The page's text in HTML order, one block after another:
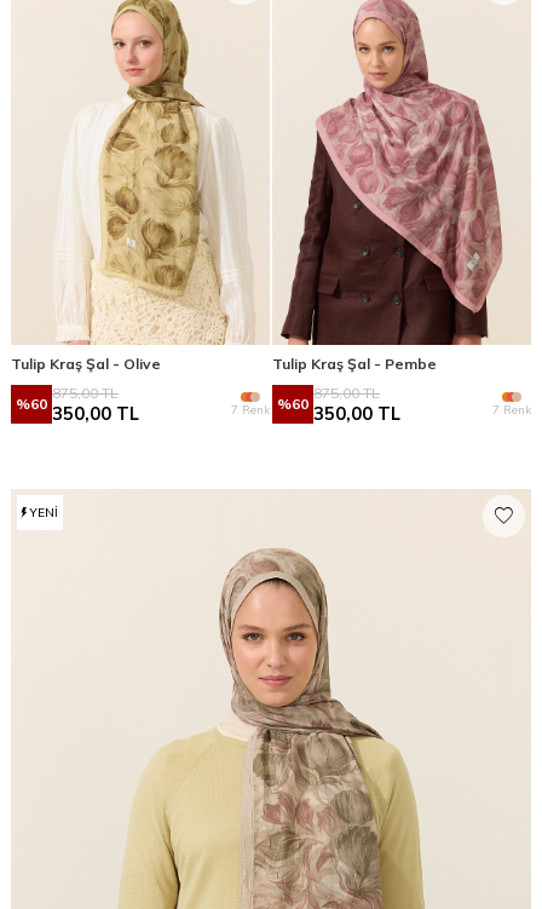
Tulip Kraş Şal - Olive
%60
875,00TL
350,00 TL 7 Renk
Tulip Kraş Şal - Pembe
%60
875,00TL
350,00 TL 7 Renk
YENI